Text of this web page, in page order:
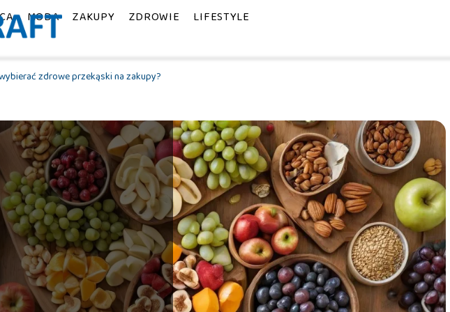
MODA ZAKUPY ZDROWIE LIFESTYLE
zdrowe przekąski na zakupy?